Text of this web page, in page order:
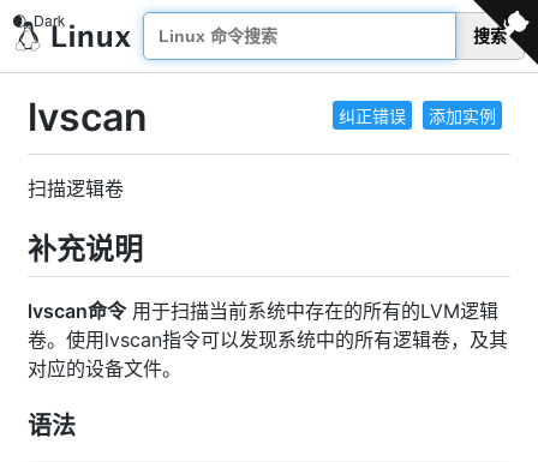
搜索
纠正错误 添加实例
lvscan
扫描逻辑卷
补充说明
lvscan命令用于扫描当前系统中存在的所有的LVM逻辑
卷。使用lvscan指令可以发现系统中的所有逻辑卷，及其
对应的设备文件。
语法